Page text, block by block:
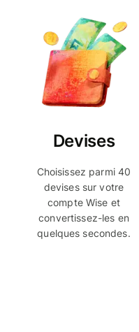
Devises
Choisissez parmi 40
devises sur votre
compte Wise et
convertissez-les en
quelques secondes.